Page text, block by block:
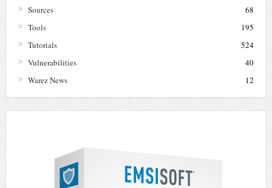
Sources
68
Tools
195
Tutorials
524
Vulnerabilities
40
Warez News
12